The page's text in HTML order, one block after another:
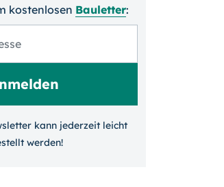
kosten­losen Bauletter:
kann jeder­zeit leicht
werden!